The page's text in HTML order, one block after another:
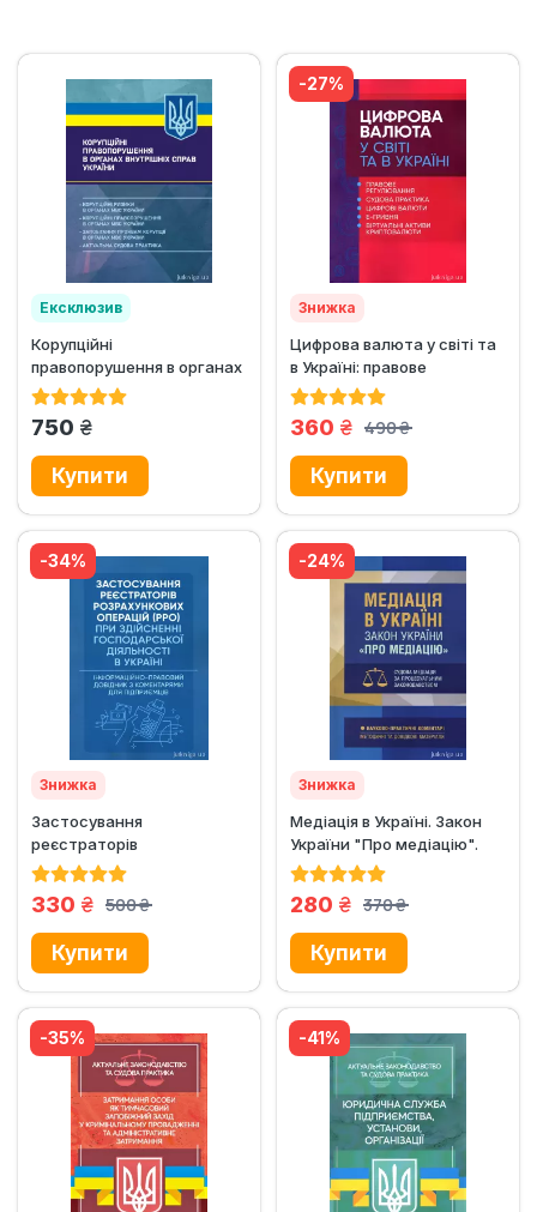
Ексклюзив
Корупційні
правопорушення в органах
внутрішніх справ України
750 грн.
Знижка
Цифрова валюта у світі та
в Україні: правове
регулювання, судова...
-27%
490
грн.
360 грн.
Знижка
Застосування
реєстраторів
розрахункових операцій
-34%
500
грн.
330 грн.
Знижка
Медіація в Україні. Закон
України "Про медіацію".
Судова...
-24%
370
грн.
280 грн.
-35% -41%